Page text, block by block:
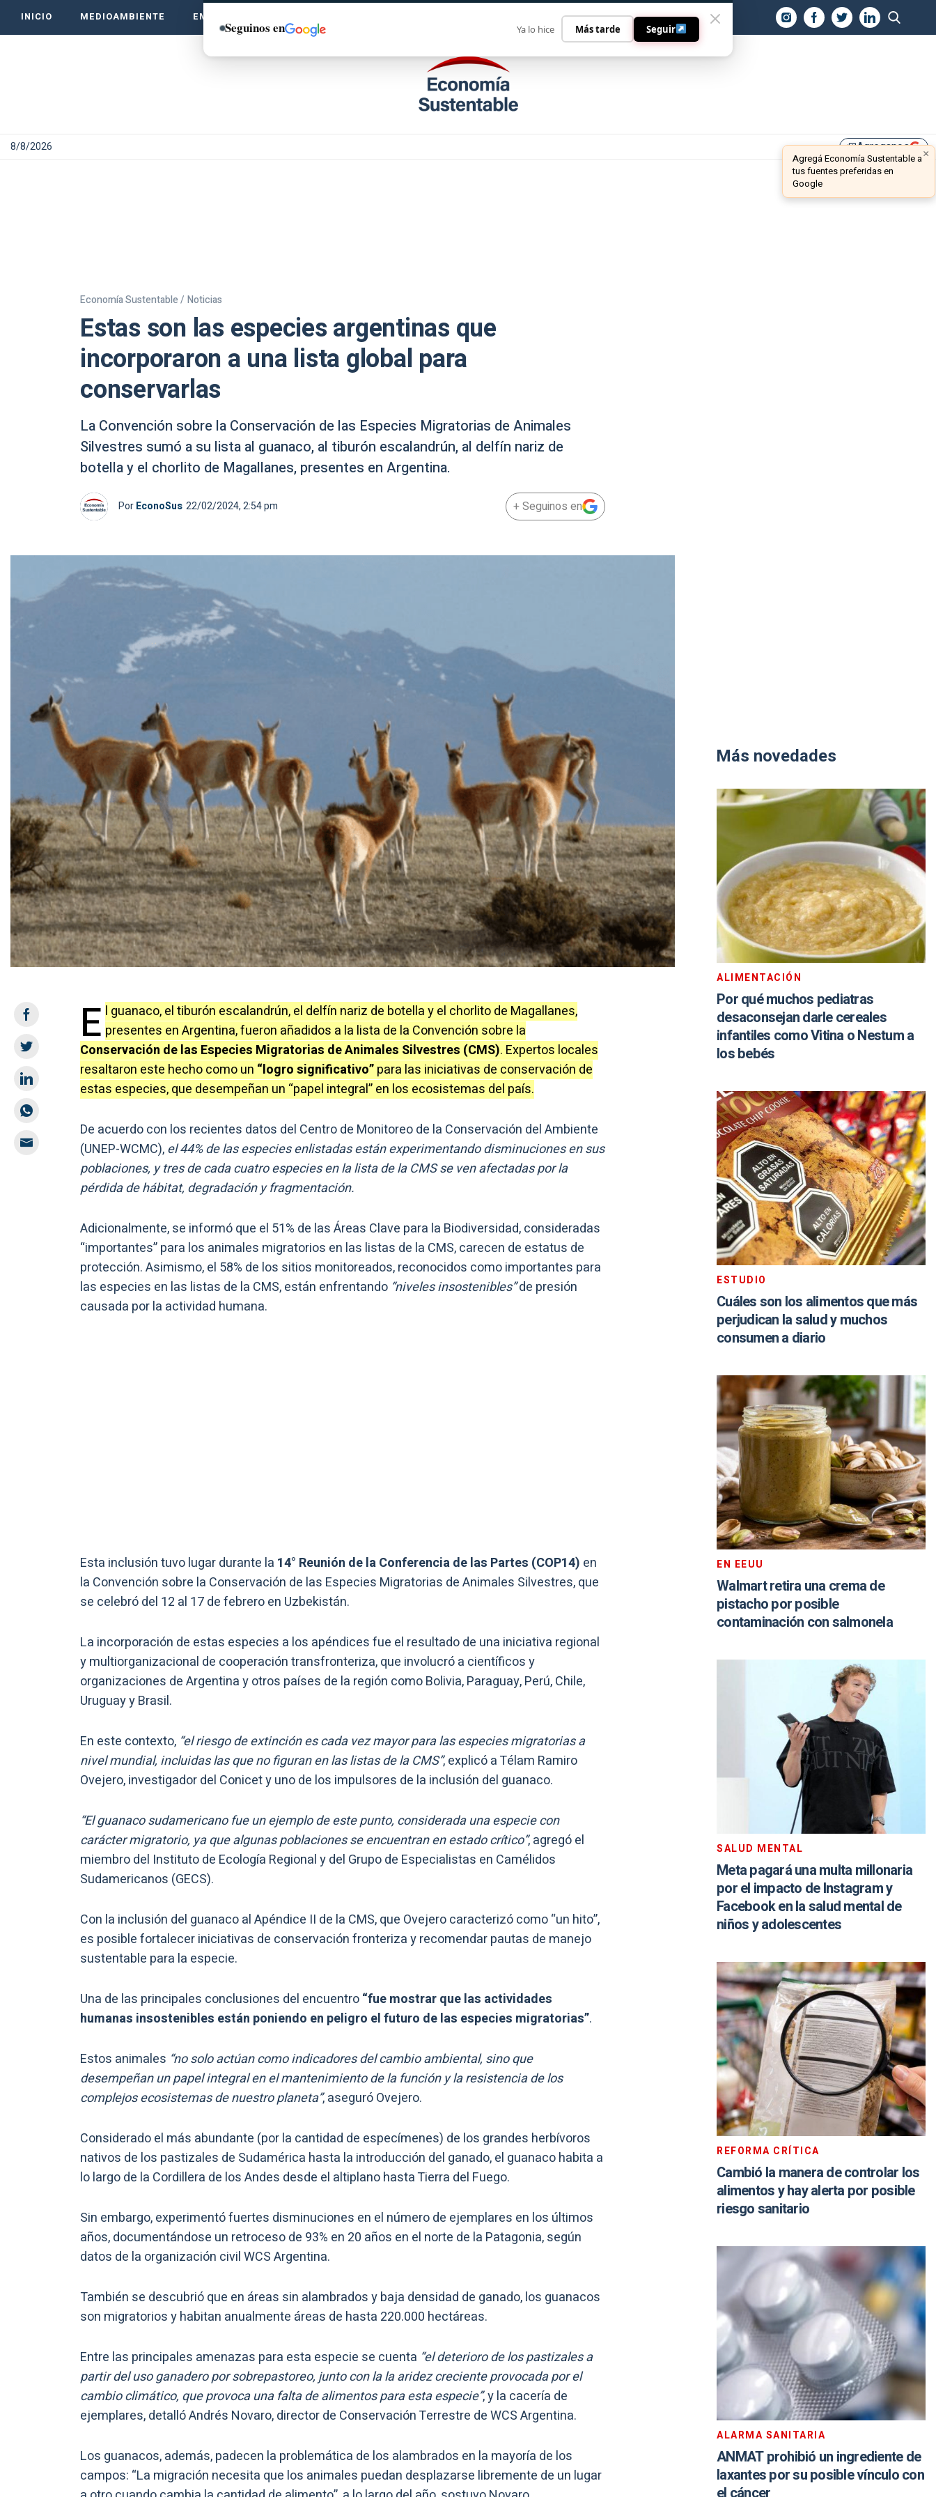
INICIO MEDIOAMBIENTE EMPRENDE VERDE CONTACTO
8/8/2026 library_addAgreganos ×
Agregá Economía Sustentable a
tus fuentes preferidas en
Google
Economía Sustentable / Noticias
Estas son las especies argentinas que
incorporaron a una lista global para
conservarlas
La Convención sobre la Conservación de las Especies Migratorias de Animales
Silvestres sumó a su lista al guanaco, al tiburón escalandrún, al delfín nariz de
botella y el chorlito de Magallanes, presentes en Argentina.
PorEconoSus 22/02/2024, 2:54 pm + Seguinos en
E l guanaco, el tiburón escalandrún, el delfín nariz de botella y el chorlito de Magallanes,
presentes en Argentina, fueron añadidos a la lista de la Convención sobre la
Conservación de las Especies Migratorias de Animales Silvestres (CMS). Expertos locales
resaltaron este hecho como un “logro significativo”para las iniciativas de conservación de
estas especies, que desempeñan un “papel integral” en los ecosistemas del país.
De acuerdo con los recientes datos del Centro de Monitoreo de la Conservación del Ambiente
(UNEP-WCMC),el 44% de las especies enlistadas están experimentando disminuciones en sus
poblaciones, y tres de cada cuatro especies en la lista de la CMS se ven afectadas por la
pérdida de hábitat, degradación y fragmentación.
Adicionalmente, se informó que el 51% de las Áreas Clave para la Biodiversidad, consideradas
“importantes” para los animales migratorios en las listas de la CMS, carecen de estatus de
protección. Asimismo, el 58% de los sitios monitoreados, reconocidos como importantes para
las especies en las listas de la CMS, están enfrentando “niveles insostenibles”de presión
causada por la actividad humana.
Esta inclusión tuvo lugar durante la 14° Reunión de la Conferencia de las Partes (COP14) en
la Convención sobre la Conservación de las Especies Migratorias de Animales Silvestres, que
se celebró del 12 al 17 de febrero en Uzbekistán.
La incorporación de estas especies a los apéndices fue el resultado de una iniciativa regional
y multiorganizacional de cooperación transfronteriza, que involucró a científicos y
organizaciones de Argentina y otros países de la región como Bolivia, Paraguay, Perú, Chile,
Uruguay y Brasil.
En este contexto, “el riesgo de extinción es cada vez mayor para las especies migratorias a
nivel mundial, incluidas las que no figuran en las listas de la CMS”, explicó a Télam Ramiro
Ovejero, investigador del Conicet y uno de los impulsores de la inclusión del guanaco.
“El guanaco sudamericano fue un ejemplo de este punto, considerada una especie con
carácter migratorio, ya que algunas poblaciones se encuentran en estado crítico”, agregó el
miembro del Instituto de Ecología Regional y del Grupo de Especialistas en Camélidos
Sudamericanos (GECS).
Con la inclusión del guanaco al Apéndice II de la CMS, que Ovejero caracterizó como “un hito”,
es posible fortalecer iniciativas de conservación fronteriza y recomendar pautas de manejo
sustentable para la especie.
Una de las principales conclusiones del encuentro“fue mostrar que las actividades
humanas insostenibles están poniendo en peligro el futuro de las especies migratorias”.
Estos animales “no solo actúan como indicadores del cambio ambiental, sino que
desempeñan un papel integral en el mantenimiento de la función y la resistencia de los
complejos ecosistemas de nuestro planeta”, aseguró Ovejero.
Considerado el más abundante (por la cantidad de especímenes) de los grandes herbívoros
nativos de los pastizales de Sudamérica hasta la introducción del ganado, el guanaco habita a
lo largo de la Cordillera de los Andes desde el altiplano hasta Tierra del Fuego.
Sin embargo, experimentó fuertes disminuciones en el número de ejemplares en los últimos
años, documentándose un retroceso de 93% en 20 años en el norte de la Patagonia, según
datos de la organización civil WCS Argentina.
También se descubrió que en áreas sin alambrados y baja densidad de ganado, los guanacos
son migratorios y habitan anualmente áreas de hasta 220.000 hectáreas.
Entre las principales amenazas para esta especie se cuenta “el deterioro de los pastizales a
partir del uso ganadero por sobrepastoreo, junto con la la aridez creciente provocada por el
cambio climático, que provoca una falta de alimentos para esta especie”, y la cacería de
ejemplares, detalló Andrés Novaro, director de Conservación Terrestre de WCS Argentina.
Los guanacos, además, padecen la problemática de los alambrados en la mayoría de los
campos: “La migración necesita que los animales puedan desplazarse libremente de un lugar
Más novedades
ALIMENTACIÓN
Por qué muchos pediatras
desaconsejan darle cereales
infantiles como Vitina o Nestum a
los bebés
ESTUDIO
Cuáles son los alimentos que más
perjudican la salud y muchos
consumen a diario
EN EEUU
Walmart retira una crema de
pistacho por posible
contaminación con salmonela
SALUD MENTAL
Meta pagará una multa millonaria
por el impacto de Instagram y
Facebook en la salud mental de
niños y adolescentes
REFORMA CRÍTICA
Cambió la manera de controlar los
alimentos y hay alerta por posible
riesgo sanitario
ALARMA SANITARIA
ANMAT prohibió un ingrediente de
laxantes por su posible vínculo con
Seguinos en Ya lo hice Más tarde Seguir